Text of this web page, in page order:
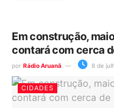
Em construção,
contará com cerca
por Rádio Aruanã 8 de
CIDADES